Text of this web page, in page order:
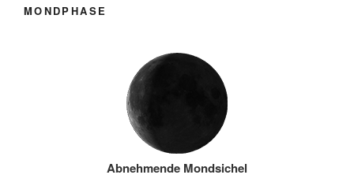
MONDPHASE
Abnehmende Mondsichel